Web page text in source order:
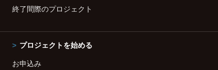
終了間際のプロジェクト
プロジェクトを始める
お申込み